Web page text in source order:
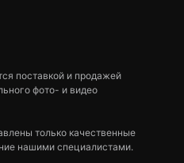
поставкой и продажей
фото- и видео
только качественные
нашими специалистами.